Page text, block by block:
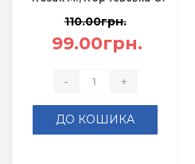
110.00грн.
99.00грн.
- +
ДО КОШИКА